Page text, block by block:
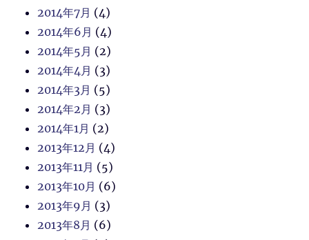
2014年7月 (4)
2014年6月 (4)
2014年5月 (2)
2014年4月 (3)
2014年3月 (5)
2014年2月 (3)
2014年1月 (2)
2013年12月 (4)
2013年11月 (5)
2013年10月 (6)
2013年9月 (3)
2013年8月 (6)